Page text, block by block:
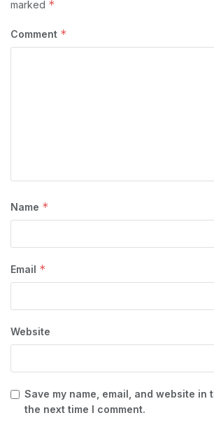
marked *
Comment *
Name *
Email *
Website
Save my name, email, and website in
the next time I comment.